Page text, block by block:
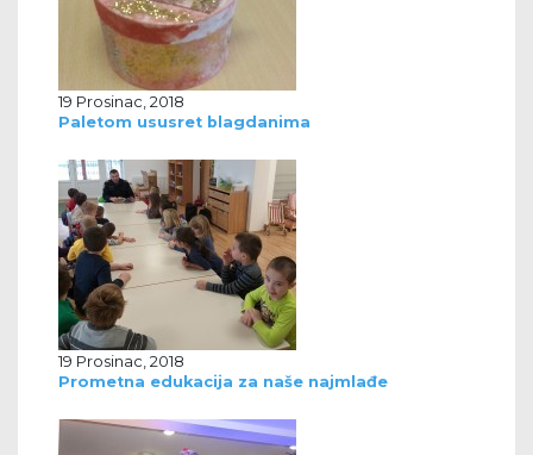
19 Prosinac, 2018
Paletom ususret blagdanima
19 Prosinac, 2018
Prometna edukacija za naše najmlađe